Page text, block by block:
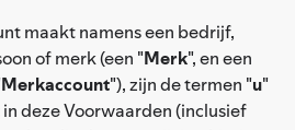
maakt namens een bedrijf,
of merk (een "Merk", en een
Merkaccount"), zijn de termen "u"
deze Voorwaarden (inclusief